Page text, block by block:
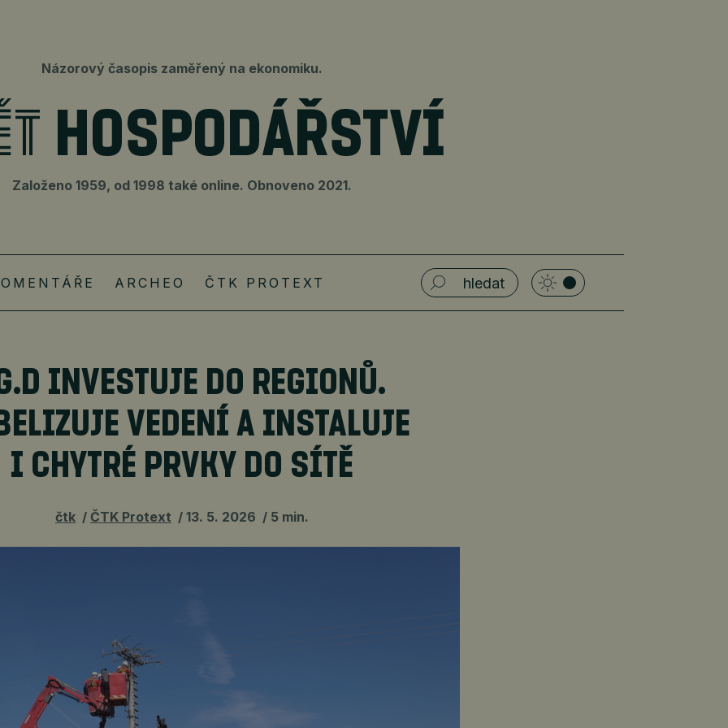
Názorový časopis zaměřený na ekonomiku.
Založeno 1959, od 1998 také online. Obnoveno 2021.
ARCHEO ČTK PROTEXT
INVESTUJE DO REGIONŮ.
VEDENÍ A INSTALUJE
I CHYTRÉ PRVKY DO SÍTĚ
čtk ČTK Protext 13. 5. 2026 5 min.